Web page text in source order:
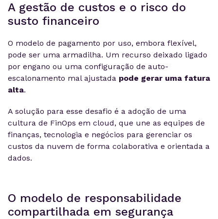
A gestão de custos e o risco do
susto financeiro
O modelo de pagamento por uso, embora flexível,
pode ser uma armadilha. Um recurso deixado ligado
por engano ou uma configuração de auto-
escalonamento mal ajustada pode gerar uma fatura
alta.
A solução para esse desafio é a adoção de uma
cultura de FinOps em cloud, que une as equipes de
finanças, tecnologia e negócios para gerenciar os
custos da nuvem de forma colaborativa e orientada a
dados.
O modelo de responsabilidade
compartilhada em segurança